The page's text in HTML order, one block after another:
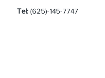
Tel: (625)-145-7747